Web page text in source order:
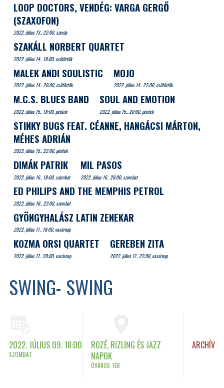
SWING- SWING
2022. JÚLIUS 09. 18:00
SZOMBAT
ROZÉ, RIZLING ÉS JAZZ
NAPOK
ÓVÁROS TÉR
ARCHÍV
LOOP DOCTORS, VENDÉG: VARGA GERGŐ
(SZAXOFON)
2022. július 13.. 22:00, szerda
SZAKÁLL NORBERT QUARTET
2022. július 14.. 18:00, csütörtök
MALEK ANDI SOULISTIC
2022. július 14.. 20:00, csütörtök
MOJO
2022. július 14.. 22:00, csütörtök
M.C.S. BLUES BAND
2022. július 15.. 18:00, péntek
SOUL AND EMOTION
2022. július 15.. 20:00, péntek
STINKY BUGS FEAT. CÉANNE, HANGÁCSI MÁRTON,
MÉHES ADRIÁN
2022. július 15.. 22:00, péntek
DIMÁK PATRIK
2022. július 16.. 18:00, szombat
MIL PASOS
2022. július 16.. 20:00, szombat
ED PHILIPS AND THE MEMPHIS PETROL
2022. július 16.. 22:00, szombat
GYÖNGYHALÁSZ LATIN ZENEKAR
2022. július 17.. 18:00, vasárnap
KOZMA ORSI QUARTET
2022. július 17.. 20:00, vasárnap
GEREBEN ZITA
2022. július 17.. 22:00, vasárnap